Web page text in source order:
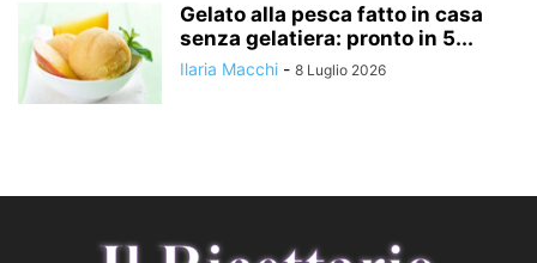
Gelato alla pesca fatto in casa
senza gelatiera: pronto in 5...
Ilaria Macchi - 8 Luglio 2026